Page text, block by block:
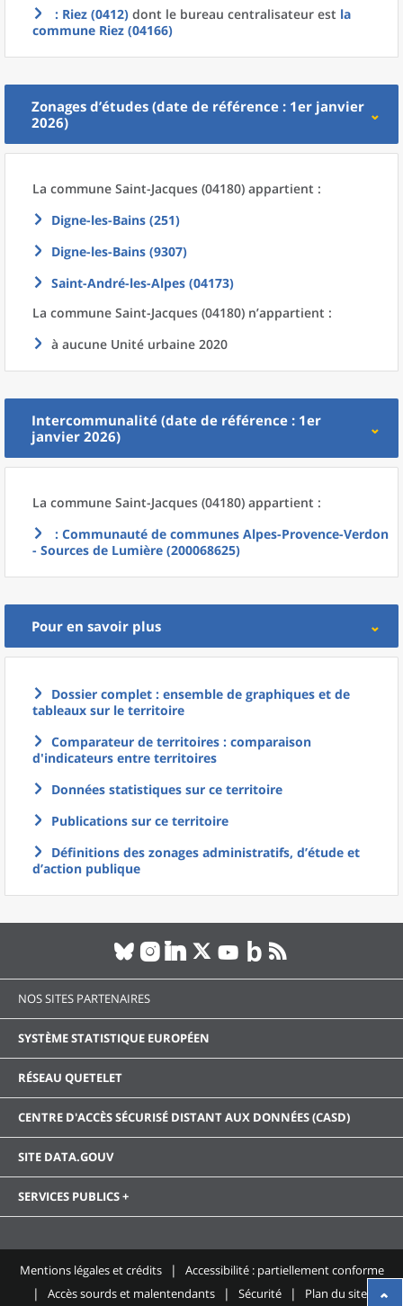
: Riez (0412) dont le bureau centralisateur est la
commune Riez (04166)
Zonages d’études (date de référence : 1er janvier
2026)
La commune Saint-Jacques (04180) appartient :
Digne-les-Bains (251)
Digne-les-Bains (9307)
Saint-André-les-Alpes (04173)
La commune Saint-Jacques (04180) n’appartient :
à aucune Unité urbaine 2020
Intercommunalité (date de référence : 1er
janvier 2026)
La commune Saint-Jacques (04180) appartient :
: Communauté de communes Alpes-Provence-Verdon
- Sources de Lumière (200068625)
Pour en savoir plus
Dossier complet : ensemble de graphiques et de
tableaux sur le territoire
Comparateur de territoires : comparaison
d'indicateurs entre territoires
Données statistiques sur ce territoire
Publications sur ce territoire
Définitions des zonages administratifs, d’étude et
d’action publique
NOS SITES PARTENAIRES
SYSTÈME STATISTIQUE EUROPÉEN
RÉSEAU QUETELET
CENTRE D'ACCÈS SÉCURISÉ DISTANT AUX DONNÉES (CASD)
SITE DATA.GOUV
SERVICES PUBLICS +
Mentions légales et crédits
Accessibilité : partiellement conforme
Accès sourds et malentendants
Sécurité Plan du site